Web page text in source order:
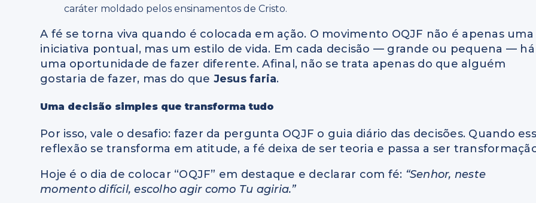
caráter moldado pelos ensinamentos de Cristo.
A fé se torna viva quando é colocada em ação. O movimento OQJF não é apenas uma
iniciativa pontual, mas um estilo de vida. Em cada decisão — grande ou pequena — há
uma oportunidade de fazer diferente. Afinal, não se trata apenas do que alguém
gostaria de fazer, mas do que Jesus faria.
Uma decisão simples que transforma tudo
Por isso, vale o desafio: fazer da pergunta OQJF o guia diário das decisões. Quando
reflexão se transforma em atitude, a fé deixa de ser teoria e passa a ser
Hoje é o dia de colocar “OQJF” em destaque e declarar com fé: “Senhor, neste
momento difícil, escolho agir como Tu agiria.”